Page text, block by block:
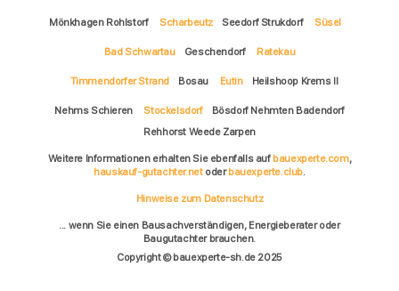
Mönkhagen Rohlstorf Scharbeutz Seedorf Strukdorf Süsel
Bad Schwartau Geschendorf Ratekau
Timmendorfer Strand Bosau Eutin Heilshoop Krems II
Nehms Schieren Stockelsdorf
Bösdorf Nehmten Badendorf
Rehhorst Weede Zarpen
Weitere Informationen erhalten Sie ebenfalls auf bauexperte.com,
hauskauf-gutachter.netoderbauexperte.club.
Hinweise zum Datenschutz
... wenn Sie einen Bausachverständigen, Energieberater oder
Baugutachter brauchen.
Copyright © bauexperte-sh.de 2025